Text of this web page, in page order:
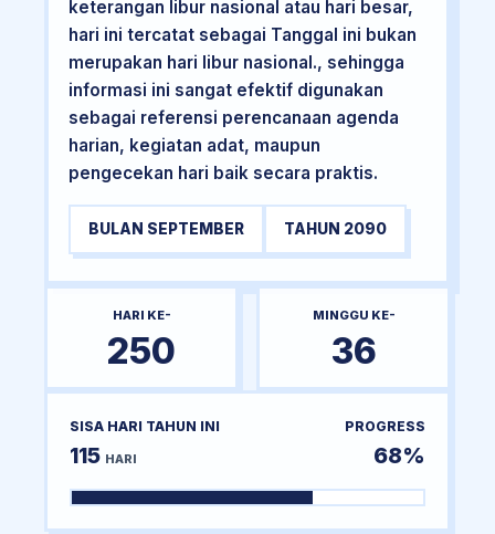
keterangan libur nasional atau hari besar,
hari ini tercatat sebagai Tanggal ini bukan
merupakan hari libur nasional., sehingga
informasi ini sangat efektif digunakan
sebagai referensi perencanaan agenda
harian, kegiatan adat, maupun
pengecekan hari baik secara praktis.
BULAN SEPTEMBER TAHUN 2090
HARI KE-
250
MINGGU KE-
36
SISA HARI TAHUN INI
115 HARI
PROGRESS
68%